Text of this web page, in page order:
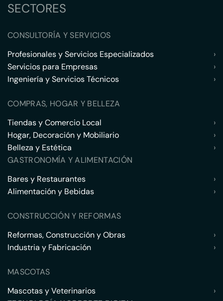
SECTORES
CONSULTORÍA Y SERVICIOS
Profesionales y Servicios Especializados
›
Servicios para Empresas
›
Ingeniería y Servicios Técnicos
›
COMPRAS, HOGAR Y BELLEZA
Tiendas y Comercio Local
›
Hogar, Decoración y Mobiliario
›
Belleza y Estética
›
GASTRONOMÍA Y ALIMENTACIÓN
Bares y Restaurantes
›
Alimentación y Bebidas
›
CONSTRUCCIÓN Y REFORMAS
Reformas, Construcción y Obras
›
Industria y Fabricación
›
MASCOTAS
Mascotas y Veterinarios
›